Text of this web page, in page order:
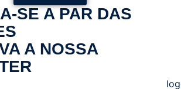
SE A PAR DAS
A NOSSA